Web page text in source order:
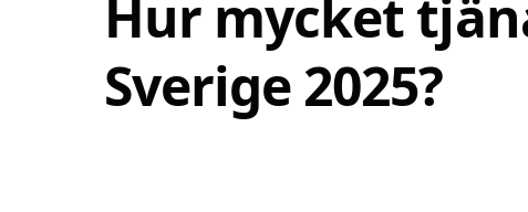
Hur mycket
Sverige 2025?